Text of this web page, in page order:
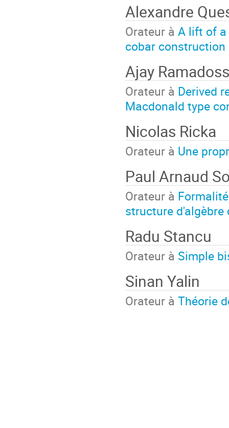
Alexandre
Orateur à A lift of a
cobar construction
Ajay Ramadoss
Orateur à Derived
Macdonald type
Nicolas Ricka
Orateur à Une
Paul Arnaud
Orateur à
structure d'algèbre
Radu Stancu
Orateur à Simple
Sinan Yalin
Orateur à Théorie